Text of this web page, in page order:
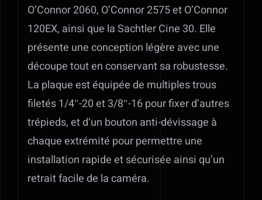
O’Connor 2060, O’Connor 2575 et O’Connor
120EX, ainsi que la Sachtler Cine 30. Elle
présente une conception légère avec une
découpe tout en conservant sa robustesse.
La plaque est équipée de multiples trous
filetés 1/4″-20 et 3/8″-16 pour fixer d’autres
trépieds, et d’un bouton anti-dévissage à
chaque extrémité pour permettre une
installation rapide et sécurisée ainsi qu’un
retrait facile de la caméra.